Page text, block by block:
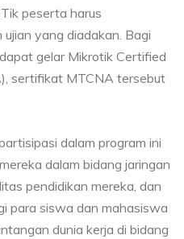
peserta harus
yang diadakan. Bagi
gelar Mikrotik Certified
sertifikat MTCNA tersebut
dalam program ini
dalam bidang jaringan
pendidikan mereka, dan
para siswa dan mahasiswa
dunia kerja di bidang